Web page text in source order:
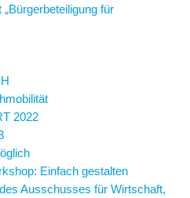
für
2022
Einfach gestalten
Ausschusses für Wirtschaft,